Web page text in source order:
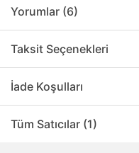
Yorumlar (6)
Taksit Seçenekleri
İade Koşulları
Tüm Satıcılar (1)